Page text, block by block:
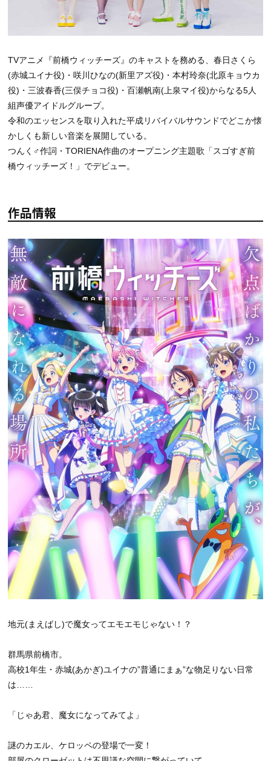
TVアニメ『前橋ウィッチーズ』のキャストを務める、春日さくら
(赤城ユイナ役)・咲川ひなの(新里アズ役)・本村玲奈(北原キョウカ
役)・三波春香(三俣チョコ役)・百瀬帆南(上泉マイ役)からなる5人
組声優アイドルグループ。
令和のエッセンスを取り入れた平成リバイバルサウンドでどこか懐
かしくも新しい音楽を展開している。
つんく♂作詞・TORIENA作曲のオープニング主題歌「スゴすぎ前
橋ウィッチーズ！」でデビュー。
作品情報
地元(まえばし)で魔女ってエモエモじゃない！？
群馬県前橋市。
高校1年生・赤城(あかぎ)ユイナの”普通にまぁ”な物足りない日常
は……
「じゃあ君、魔女になってみてよ」
謎のカエル、ケロッペの登場で一変！